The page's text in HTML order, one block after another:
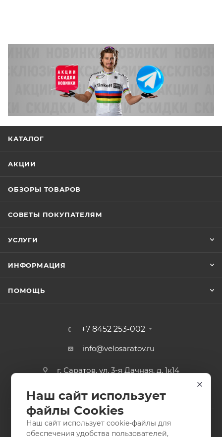
КАТАЛОГ
АКЦИИ
ОБЗОРЫ ТОВАРОВ
СОВЕТЫ ПОКУПАТЕЛЯМ
УСЛУГИ
ИНФОРМАЦИЯ
ПОМОЩЬ
+7 8452 253-002
info@velosaratov.ru
г. Саратов, ул. 3-я Дачная, д. 1к14
Наш сайт использует
файлы Cookies
Наш сайт использует cookie-файлы для
обеспечения удобства пользователей,